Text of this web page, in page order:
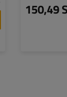
150,49